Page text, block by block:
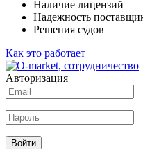
Наличие лицензий
Надежность
Решения судов
Как это работает
Авторизация
Войти